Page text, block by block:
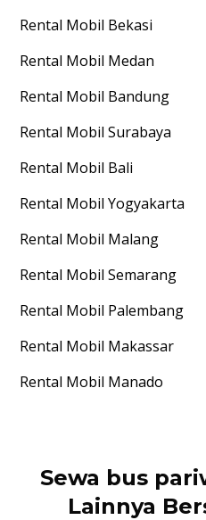
Rental Mobil Bekasi
Rental Mobil Medan
Rental Mobil Bandung
Rental Mobil Surabaya
Rental Mobil Bali
Rental Mobil Yogyakarta
Rental Mobil Malang
Rental Mobil Semarang
Rental Mobil Palembang
Rental Mobil Makassar
Rental Mobil Manado
Sewa bus
Lainnya